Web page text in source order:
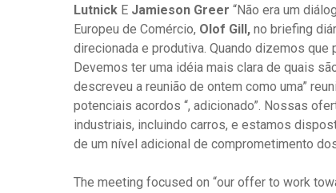
Lutnick E Jamieson Greer “Não era um
Europeu de Comércio, Olof Gill, no briefing
direcionada e produtiva. Quando dizemos
Devemos ter uma idéia mais clara de quais
descreveu a reunião de ontem como uma”
potenciais acordos “, adicionado”. Nossas
industriais, incluindo carros, e estamos
de um nível adicional de comprometimento
The meeting focused on “our offer to work